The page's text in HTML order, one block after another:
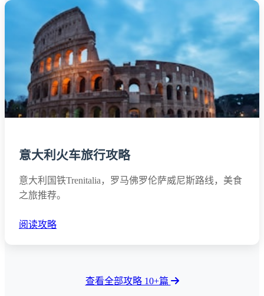
意大利火车旅行攻略
意大利国铁Trenitalia，罗马佛罗伦萨威尼斯路线，美食
之旅推荐。
阅读攻略
查看全部攻略 10+篇